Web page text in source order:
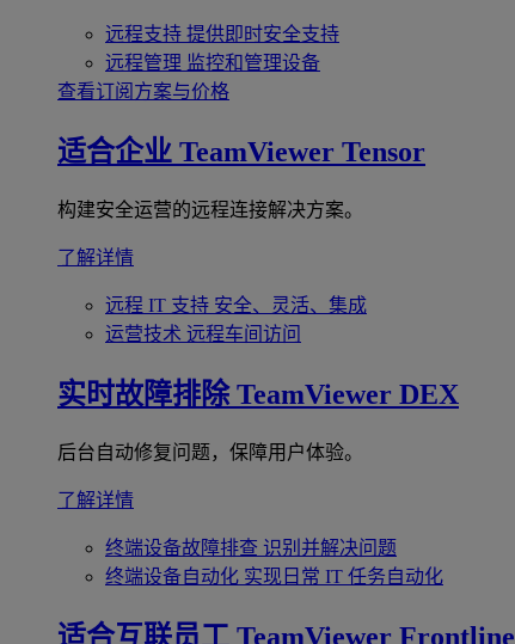
远程支持 提供即时安全支持
远程管理 监控和管理设备
查看订阅方案与价格
适合企业 TeamViewer Tensor
构建安全运营的远程连接解决方案。
了解详情
远程 IT 支持 安全、灵活、集成
运营技术 远程车间访问
实时故障排除 TeamViewer DEX
后台自动修复问题，保障用户体验。
了解详情
终端设备故障排查 识别并解决问题
终端设备自动化 实现日常 IT 任务自动化
适合互联员工 TeamViewer Frontline